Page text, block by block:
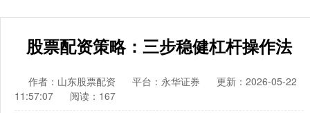
股票配资策略：三步稳健杠杆操作法
作者：山东股票配资 平台：永华证券
更新：2026-05-22
11:57:07
阅读：167